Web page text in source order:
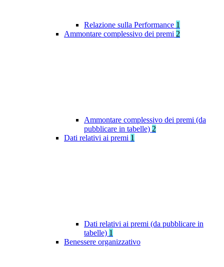
Relazione sulla Performance 1
Ammontare complessivo dei premi 2
Ammontare complessivo dei premi (da
pubblicare in tabelle) 2
Dati relativi ai premi 1
Dati relativi ai premi (da pubblicare in
tabelle) 1
Benessere organizzativo